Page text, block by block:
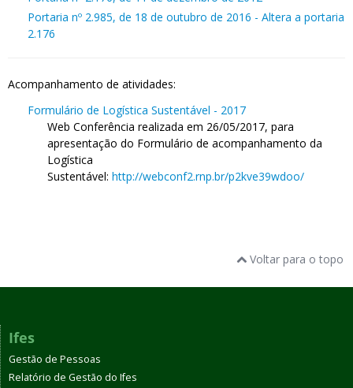
Portaria nº 2.985, de 18 de outubro de 2016 - Altera a portaria
2.176
Acompanhamento de atividades:
Formulário de Logística Sustentável - 2017
Web Conferência realizada em 26/05/2017, para
apresentação do Formulário de acompanhamento da
Logística
Sustentável: http://webconf2.rnp.br/p2kve39wdoo/
Voltar para o topo
Ifes
Gestão de Pessoas
Relatório de Gestão do Ifes